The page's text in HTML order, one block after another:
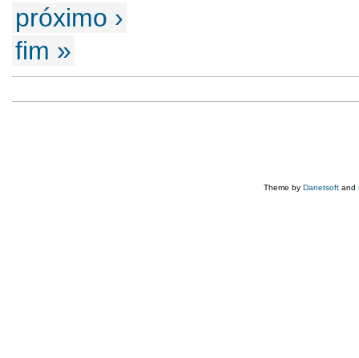
próximo ›
fim »
Theme by Danetsoft and